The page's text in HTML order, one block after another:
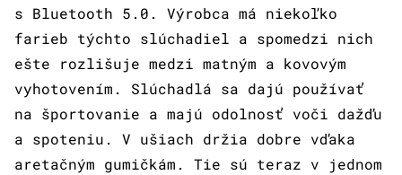
s Bluetooth 5.0. Výrobca má niekoľko
farieb týchto slúchadiel a spomedzi nich
ešte rozlišuje medzi matným a kovovým
vyhotovením. Slúchadlá sa dajú používať
na športovanie a majú odolnosť voči dažďu
a spoteniu. V ušiach držia dobre vďaka
aretačným gumičkám. Tie sú teraz v jednom